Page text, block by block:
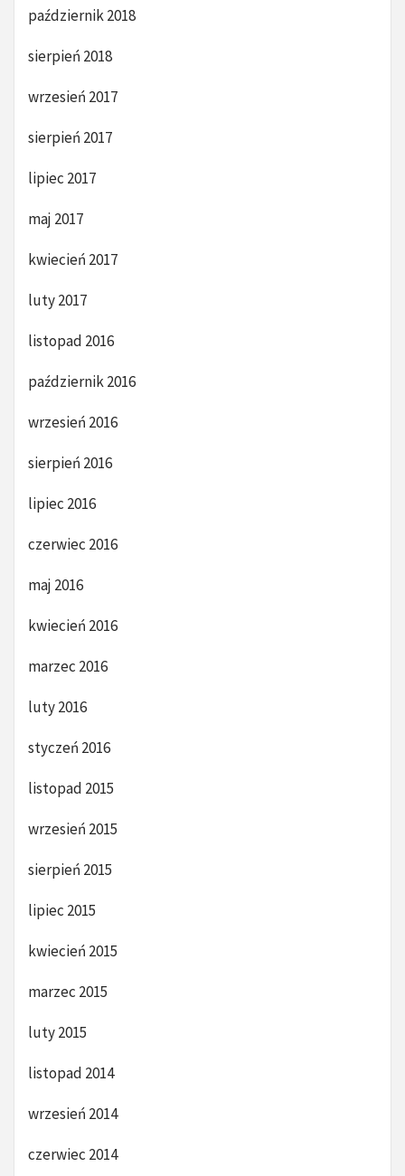
październik 2018
sierpień 2018
wrzesień 2017
sierpień 2017
lipiec 2017
maj 2017
kwiecień 2017
luty 2017
listopad 2016
październik 2016
wrzesień 2016
sierpień 2016
lipiec 2016
czerwiec 2016
maj 2016
kwiecień 2016
marzec 2016
luty 2016
styczeń 2016
listopad 2015
wrzesień 2015
sierpień 2015
lipiec 2015
kwiecień 2015
marzec 2015
luty 2015
listopad 2014
wrzesień 2014
czerwiec 2014